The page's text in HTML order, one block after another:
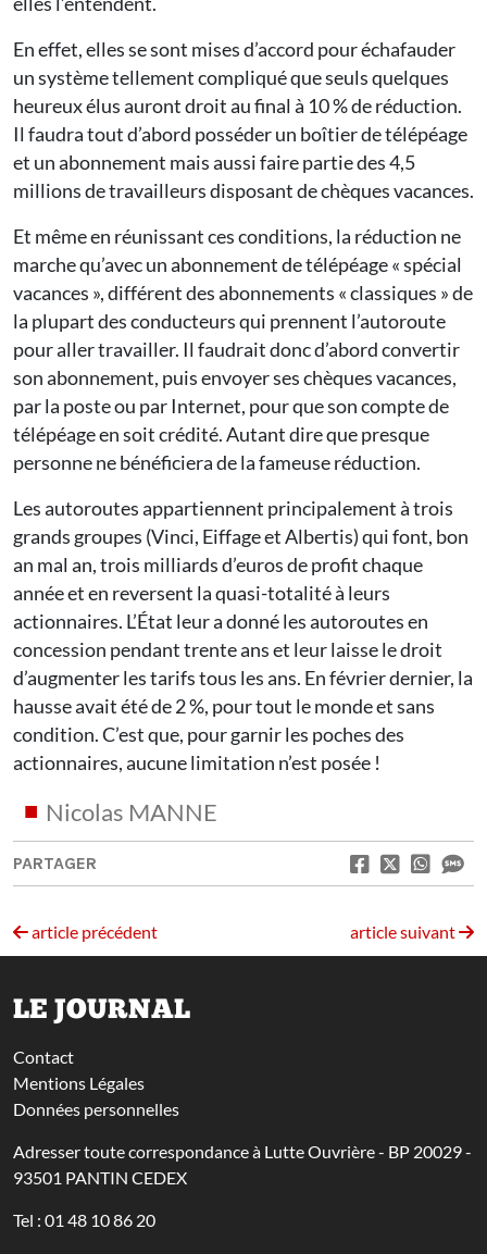
En effet, elles se sont mises d’accord pour échafauder
un système tellement compliqué que seuls quelques
heureux élus auront droit au final à 10 % de réduction.
Il faudra tout d’abord posséder un boîtier de télépéage
et un abonnement mais aussi faire partie des 4,5
millions de travailleurs disposant de chèques vacances.
Et même en réunissant ces conditions, la réduction ne
marche qu’avec un abonnement de télépéage « spécial
vacances », différent des abonnements « classiques » de
la plupart des conducteurs qui prennent l’autoroute
pour aller travailler. Il faudrait donc d’abord convertir
son abonnement, puis envoyer ses chèques vacances,
par la poste ou par Internet, pour que son compte de
télépéage en soit crédité. Autant dire que presque
personne ne bénéficiera de la fameuse réduction.
Les autoroutes appartiennent principalement à trois
grands groupes (Vinci, Eiffage et Albertis) qui font, bon
an mal an, trois milliards d’euros de profit chaque
année et en reversent la quasi-totalité à leurs
actionnaires. L’État leur a donné les autoroutes en
concession pendant trente ans et leur laisse le droit
d’augmenter les tarifs tous les ans. En février dernier, la
hausse avait été de 2 %, pour tout le monde et sans
condition. C’est que, pour garnir les poches des
actionnaires, aucune limitation n’est posée !
Nicolas MANNE
PARTAGER
article précédent article suivant
LE JOURNAL
Contact
Mentions Légales
Données personnelles
Adresser toute correspondance à Lutte Ouvrière - BP 20029 -
93501 PANTIN CEDEX
Tel : 01 48 10 86 20